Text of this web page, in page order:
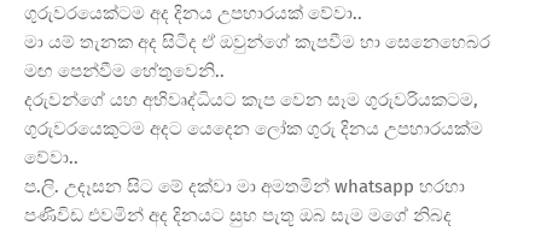
ගුරුවරයෙක්ටම අද දිනය උපහාරයක් වේවා..
මා යම් තැනක අද සිටීද ඒ ඔවුන්ගේ කැපවීම හා සෙනෙහෙබර
මඟ පෙන්වීම හේතුවෙනි..
දරුවන්ගේ යහ අභිවෘද්ධියට කැප වෙන සෑම ගුරුවරියකටම,
ගුරුවරයෙකුටම අදට යෙදෙන ලෝක ගුරු දිනය උපහාරයක්ම
වේවා..
ප.ලි. උදෑසන සිට මේ දක්වා මා අමතමින් whatsapp හරහා
පණිවිඩ එවමින් අද දිනයට සුභ පැතූ ඔබ සැම මගේ නිබද